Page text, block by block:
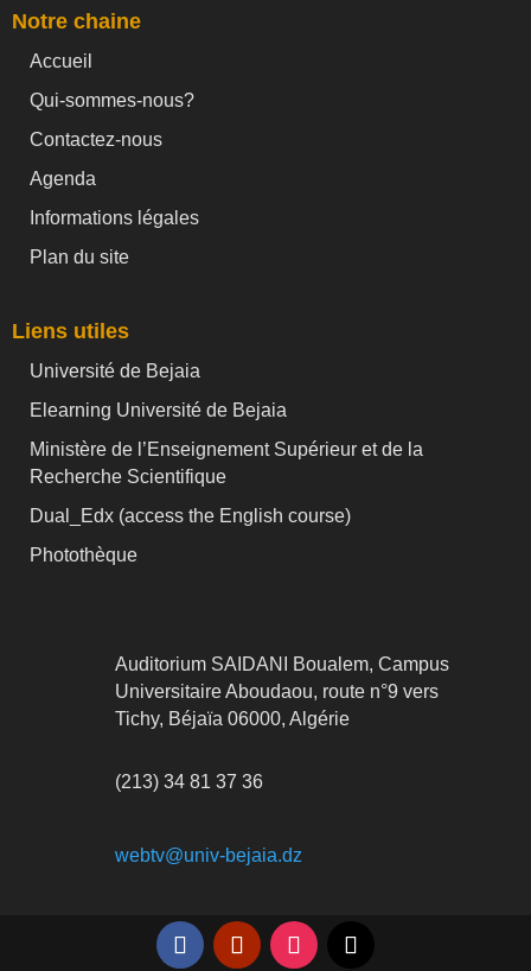
Notre chaine
Accueil
Qui-sommes-nous?
Contactez-nous
Agenda
Informations légales
Plan du site
Liens utiles
Université de Bejaia
Elearning Université de Bejaia
Ministère de l’Enseignement Supérieur et de la
Recherche Scientifique
Dual_Edx (access the English course)
Photothèque
Auditorium SAIDANI Boualem, Campus
Universitaire Aboudaou, route n°9 vers
Tichy, Béjaïa 06000, Algérie
(213) 34 81 37 36
webtv@univ-bejaia.dz